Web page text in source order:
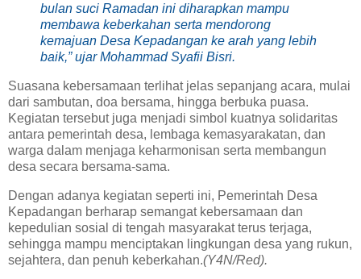
bulan suci Ramadan ini diharapkan mampu
membawa keberkahan serta mendorong
kemajuan Desa Kepadangan ke arah yang lebih
baik,” ujar Mohammad Syafii Bisri.
Suasana kebersamaan terlihat jelas sepanjang acara, mulai
dari sambutan, doa bersama, hingga berbuka puasa.
Kegiatan tersebut juga menjadi simbol kuatnya solidaritas
antara pemerintah desa, lembaga kemasyarakatan, dan
warga dalam menjaga keharmonisan serta membangun
desa secara bersama-sama.
Dengan adanya kegiatan seperti ini, Pemerintah Desa
Kepadangan berharap semangat kebersamaan dan
kepedulian sosial di tengah masyarakat terus terjaga,
sehingga mampu menciptakan lingkungan desa yang rukun,
sejahtera, dan penuh keberkahan.(Y4N/Red).